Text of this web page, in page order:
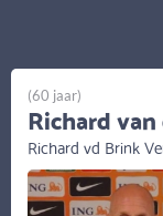
(60 jaar)
Richard
Richard vd Brink